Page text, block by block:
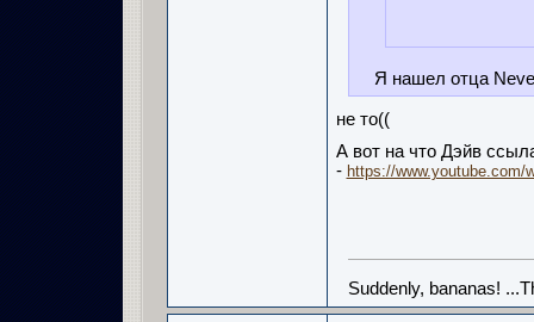
Я нашел отца
не то((
А вот на что Дэйв
- https://www.youtube.com/
Suddenly, bananas!